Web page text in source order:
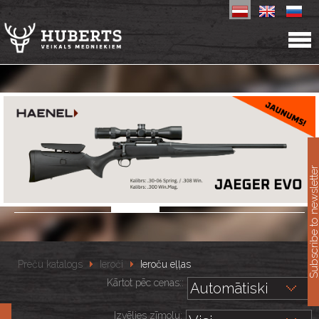
Preču katalogs Ieroči
Ieroču eļļas
Kārtot pēc cenas::
Izvēlies zīmolu:
Subscribe